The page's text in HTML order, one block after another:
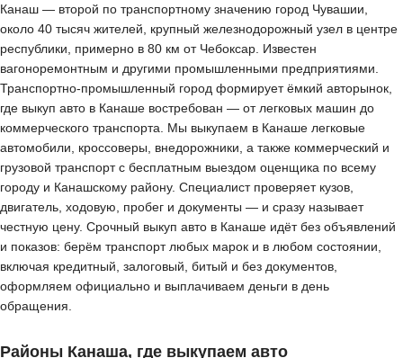
Канаш — второй по транспортному значению город Чувашии,
около 40 тысяч жителей, крупный железнодорожный узел в центре
республики, примерно в 80 км от Чебоксар. Известен
вагоноремонтным и другими промышленными предприятиями.
Транспортно-промышленный город формирует ёмкий авторынок,
где выкуп авто в Канаше востребован — от легковых машин до
коммерческого транспорта. Мы выкупаем в Канаше легковые
автомобили, кроссоверы, внедорожники, а также коммерческий и
грузовой транспорт с бесплатным выездом оценщика по всему
городу и Канашскому району. Специалист проверяет кузов,
двигатель, ходовую, пробег и документы — и сразу называет
честную цену. Срочный выкуп авто в Канаше идёт без объявлений
и показов: берём транспорт любых марок и в любом состоянии,
включая кредитный, залоговый, битый и без документов,
оформляем официально и выплачиваем деньги в день
обращения.
Районы Канаша, где выкупаем авто